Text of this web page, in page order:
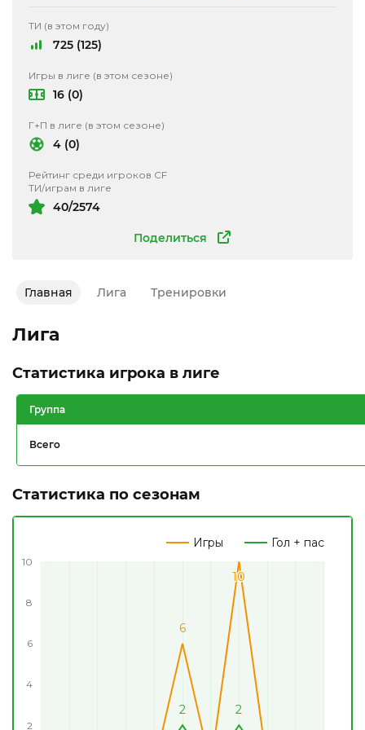
Поделиться
ТИ (в этом году)
725 (125)
Игры в лиге (в этом сезоне)
16 (0)
Г+П в лиге (в этом сезоне)
4 (0)
Рейтинг среди игроков CF
ТИ/играм в лиге
40/2574
Главная Лига Тренировки
Лига
Статистика игрока в лиге
Группа
Всего
Статистика по сезонам
Игры Гол + пас
2
4
6
8
10
6
6
10
10
2
2 2
2